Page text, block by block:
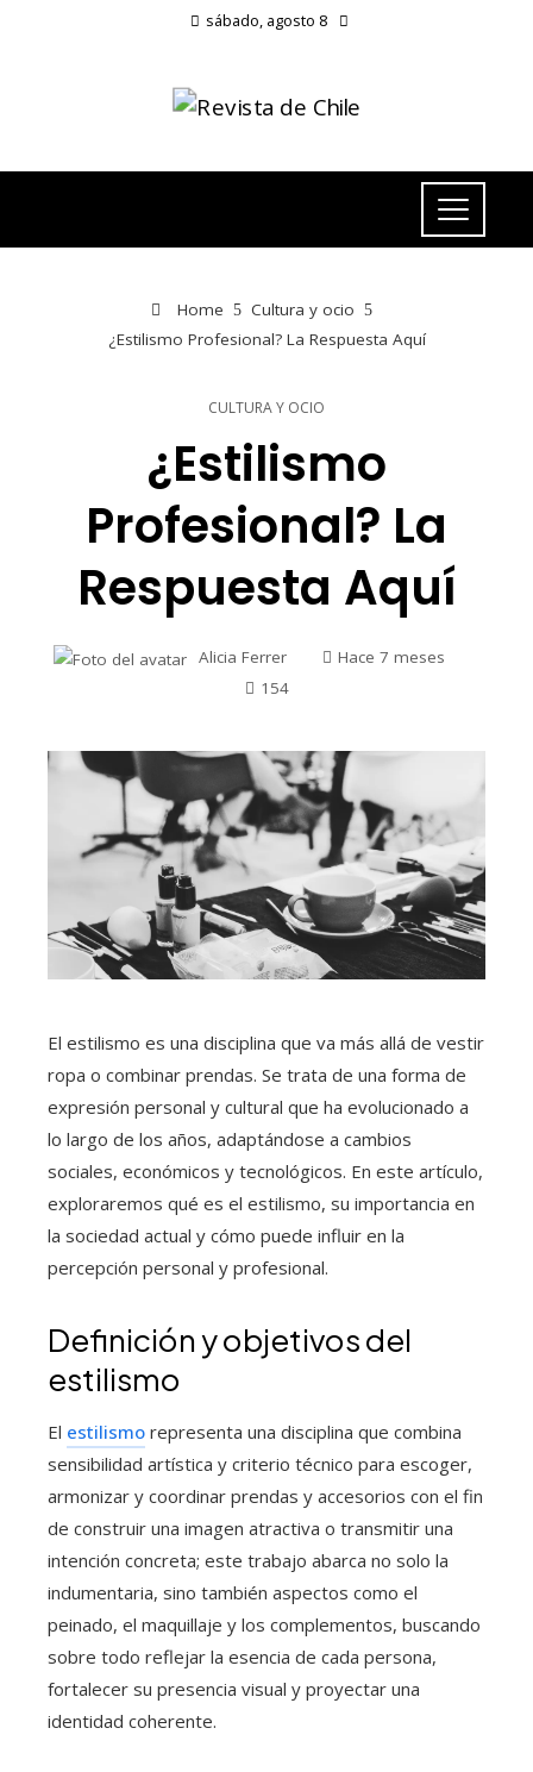
sábado, agosto 8
Home
Cultura y ocio
¿Estilismo Profesional? La Respuesta Aquí
CULTURA Y OCIO
¿Estilismo
Profesional? La
Respuesta Aquí
Alicia Ferrer
Hace 7 meses
154
El estilismo es una disciplina que va más allá de vestir
ropa o combinar prendas. Se trata de una forma de
expresión personal y cultural que ha evolucionado a
lo largo de los años, adaptándose a cambios
sociales, económicos y tecnológicos. En este artículo,
exploraremos qué es el estilismo, su importancia en
la sociedad actual y cómo puede influir en la
percepción personal y profesional.
Definición y objetivos del
estilismo
El estilismo representa una disciplina que combina
sensibilidad artística y criterio técnico para escoger,
armonizar y coordinar prendas y accesorios con el fin
de construir una imagen atractiva o transmitir una
intención concreta; este trabajo abarca no solo la
indumentaria, sino también aspectos como el
peinado, el maquillaje y los complementos, buscando
sobre todo reflejar la esencia de cada persona,
fortalecer su presencia visual y proyectar una
identidad coherente.